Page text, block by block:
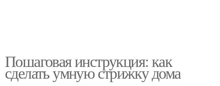
Пошаговая инструкция: как
сделать умную стрижку дома